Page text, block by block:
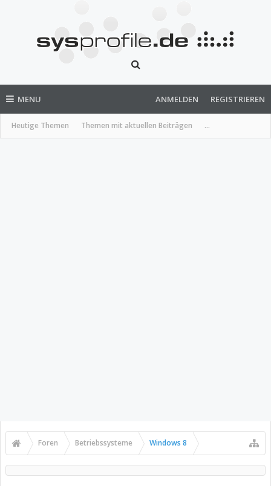
MENU
Heutige Themen Themen mit aktuellen Beiträgen ...
ANMELDEN REGISTRIEREN
Foren Betriebssysteme Windows 8